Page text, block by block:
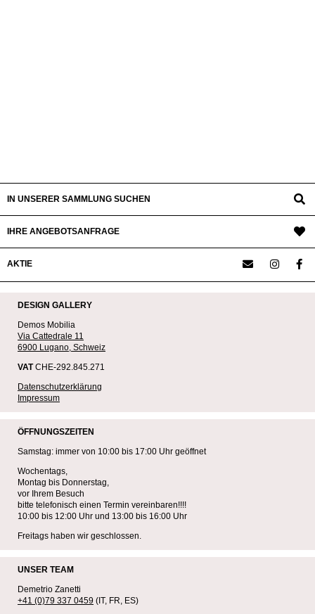
IN UNSERER SAMMLUNG SUCHEN
IHRE ANGEBOTSANFRAGE
AKTIE
DESIGN GALLERY
Demos Mobilia
Via Cattedrale 11
6900 Lugano, Schweiz
VATCHE-292.845.271
Datenschutzerklärung
Impressum
ÖFFNUNGSZEITEN
Samstag: immer von 10:00 bis 17:00 Uhr geöffnet
Wochentags,
Montag bis Donnerstag,
vor Ihrem Besuch
bitte telefonisch einen Termin vereinbaren!!!!
10:00 bis 12:00 Uhr und 13:00 bis 16:00 Uhr
Freitags haben wir geschlossen.
UNSER TEAM
Demetrio Zanetti
+41 (0)79 337 0459 (IT, FR, ES)